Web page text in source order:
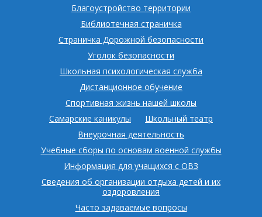
Благоустройство территории
Библиотечная страничка
Страничка Дорожной безопасности
Уголок безопасности
Школьная психологическая служба
Дистанционное обучение
Спортивная жизнь нашей школы
Самарские каникулы
Школьный театр
Внеурочная деятельность
Учебные сборы по основам военной службы
Информация для учащихся с ОВЗ
Сведения об организации отдыха детей и их
оздоровления
Часто задаваемые вопросы